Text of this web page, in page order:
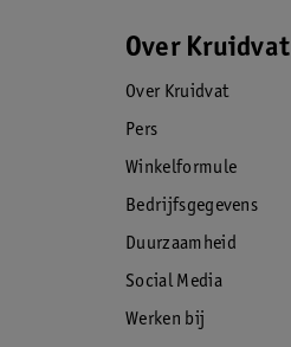
Over Kruidvat
Over Kruidvat
Pers
Winkelformule
Bedrijfsgegevens
Duurzaamheid
Social Media
Werken bij